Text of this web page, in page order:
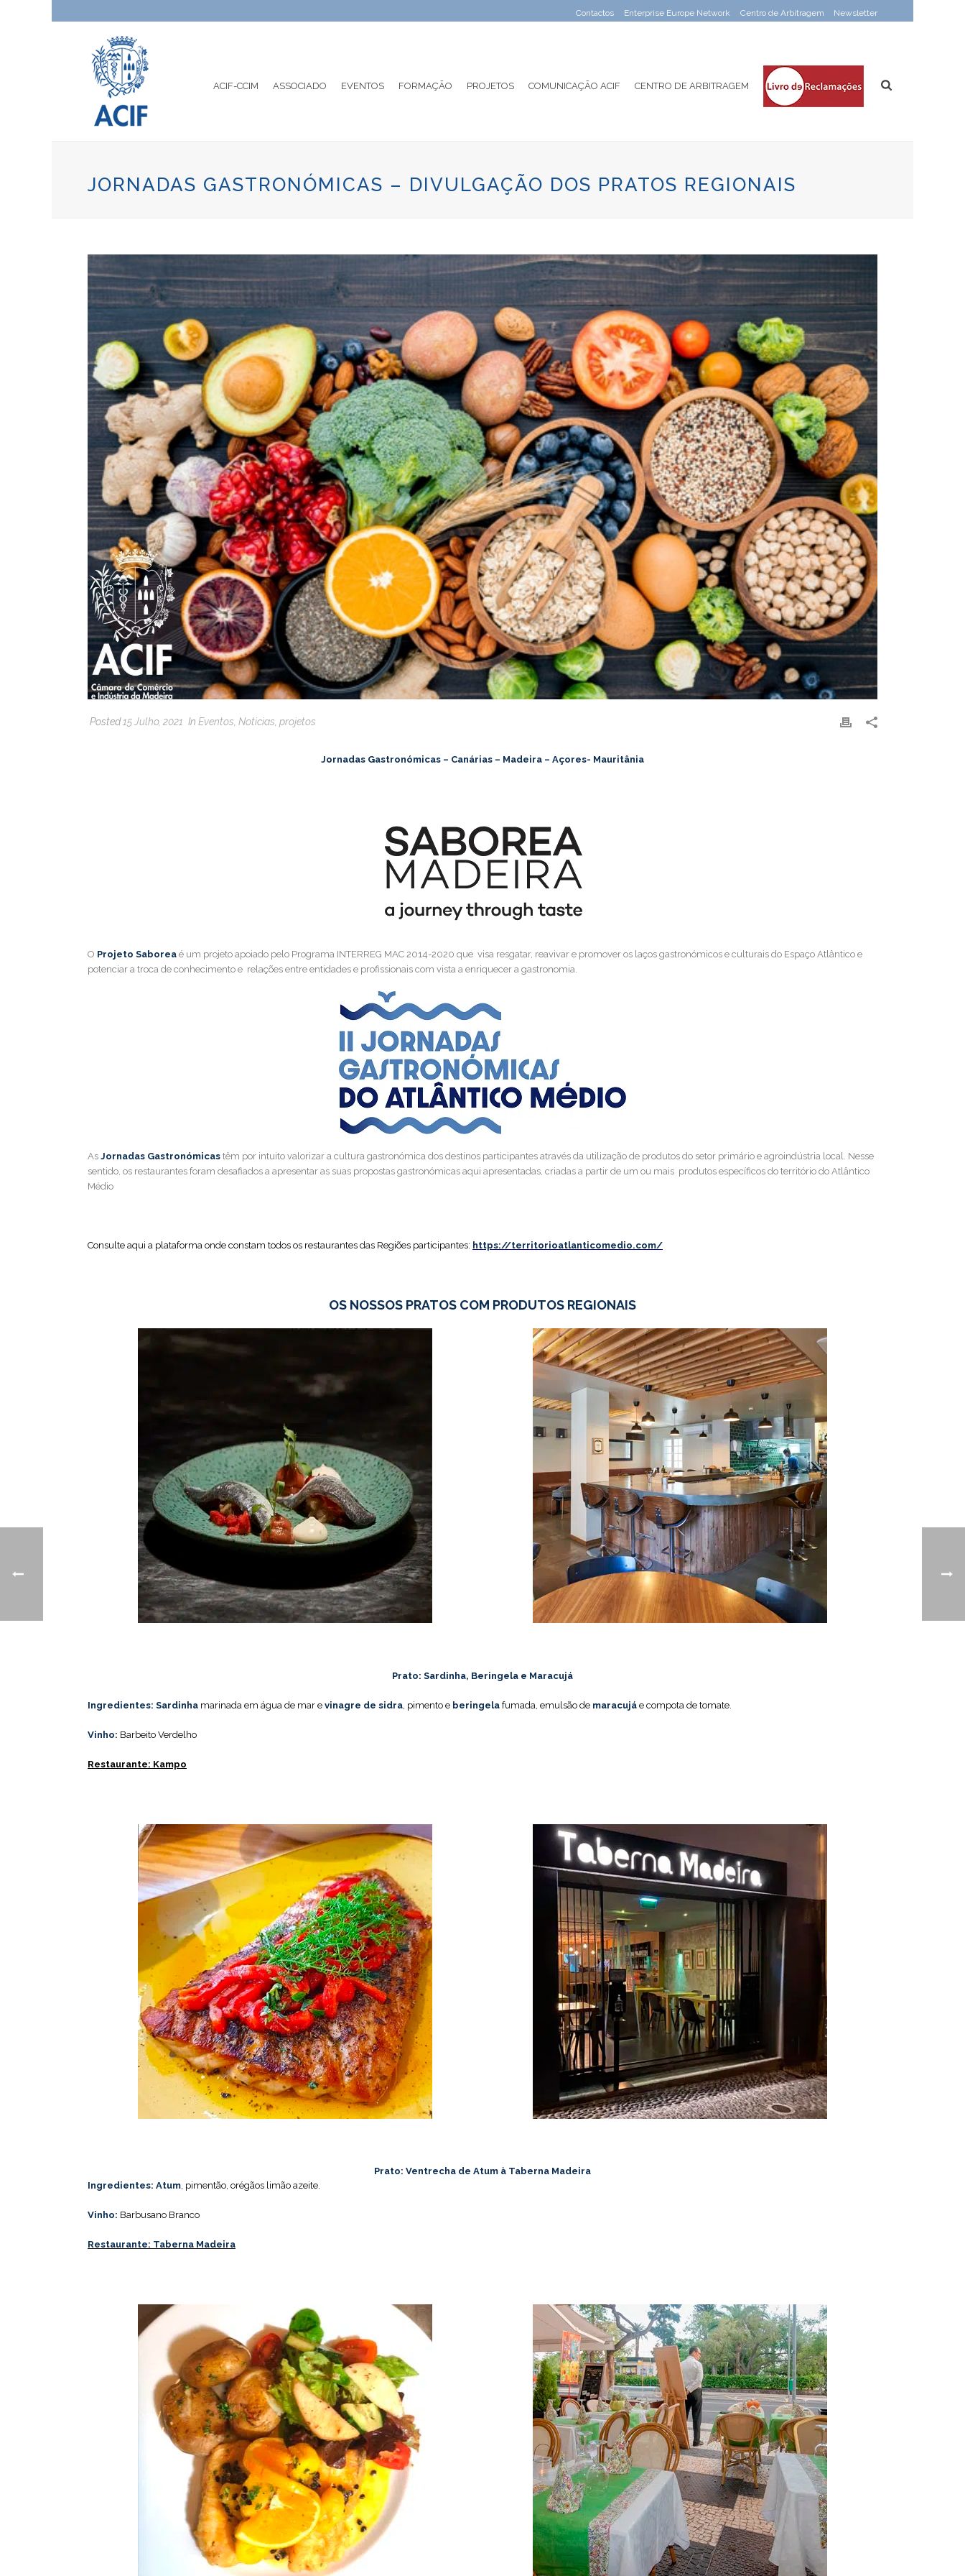
Newsletter
Contactos Enterprise Europe Network Centro de Arbitragem
ACIF-CCIM ASSOCIADO EVENTOS FORMAÇÃO PROJETOS COMUNICAÇÃO ACIF CENTRO DE ARBITRAGEM
JORNADAS GASTRONÓMICAS – DIVULGAÇÃO DOS PRATOS REGIONAIS
Posted15 Julho, 2021 In Eventos Noticias projetos
Jornadas Gastronómicas – Canárias – Madeira – Açores- Mauritânia
O Projeto Saborea é um projeto apoiado pelo Programa INTERREG MAC 2014-2020 que visa resgatar, reavivar e promover os laços gastronómicos e culturais do Espaço Atlântico e
potenciar a troca de conhecimento e relações entre entidades e profissionais com vista a enriquecer a gastronomia.
As Jornadas Gastronómicas têm por intuito valorizar a cultura gastronómica dos destinos participantes através da utilização de produtos do setor primário e agroindústria local. Nesse
sentido, os restaurantes foram desafiados a apresentar as suas propostas gastronómicas aqui apresentadas, criadas a partir de um ou mais produtos específicos do território do Atlântico
Médio
Consulte aqui a plataforma onde constam todos os restaurantes das Regiões participantes: https://territorioatlanticomedio.com/
OS NOSSOS PRATOS COM PRODUTOS REGIONAIS
Prato: Sardinha, Beringela e Maracujá
Ingredientes: Sardinha marinada em água de mar e vinagre de sidra, pimento e beringela fumada, emulsão de maracujá e compota de tomate.
Vinho: Barbeito Verdelho
Restaurante: Kampo
Prato: Ventrecha de Atum à Taberna Madeira
Ingredientes: Atum, pimentão, orégãos limão azeite.
Vinho: Barbusano Branco
Restaurante: Taberna Madeira